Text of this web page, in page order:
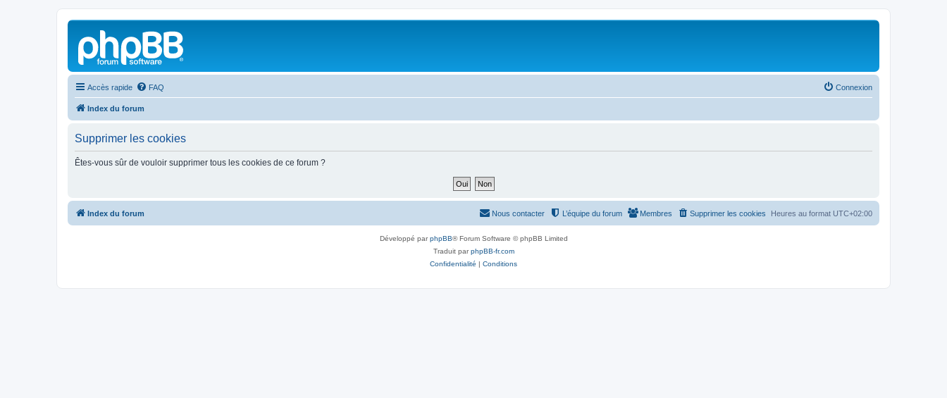
Accès rapide FAQ Connexion
Index du forum
Supprimer les cookies
Êtes-vous sûr de vouloir supprimer tous les cookies de ce forum ?
Index du forum Heures au format UTC+02:00
Supprimer les cookies
Membres
L’équipe du forum
Nous contacter
Développé parphpBB® Forum Software © phpBB Limited
Traduit parphpBB-fr.com
Confidentialité | Conditions